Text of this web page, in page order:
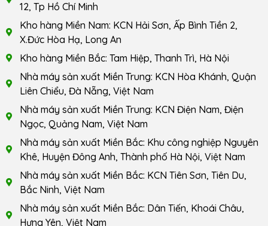
12, Tp Hồ Chí Minh
Kho hàng Miền Nam: KCN Hải Sơn, Ấp Bình Tiền 2,
X.Đức Hòa Hạ, Long An
Kho hàng Miền Bắc: Tam Hiệp, Thanh Trì, Hà Nội
Nhà máy sản xuất Miền Trung: KCN Hòa Khánh, Quận
Liên Chiểu, Đà Nẵng, Việt Nam
Nhà máy sản xuất Miền Trung: KCN Điện Nam, Điện
Ngọc, Quảng Nam, Việt Nam
Nhà máy sản xuất Miền Bắc: Khu công nghiệp Nguyên
Khê, Huyện Đông Anh, Thành phố Hà Nội, Việt Nam
Nhà máy sản xuất Miền Bắc: KCN Tiên Sơn, Tiên Du,
Bắc Ninh, Việt Nam
Nhà máy sản xuất Miền Bắc: Dân Tiến, Khoái Châu,
Hưng Yên, Việt Nam